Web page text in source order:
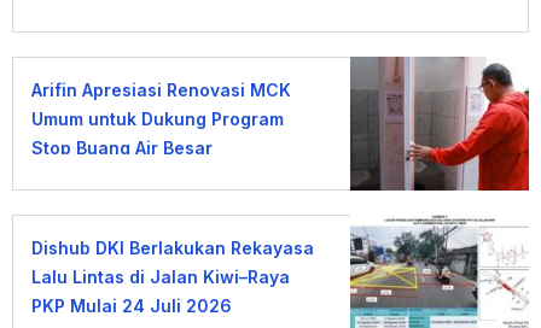
Arifin Apresiasi Renovasi MCK
Umum untuk Dukung Program
Stop Buang Air Besar
Dishub DKI Berlakukan Rekayasa
Lalu Lintas di Jalan Kiwi–Raya
PKP Mulai 24 Juli 2026